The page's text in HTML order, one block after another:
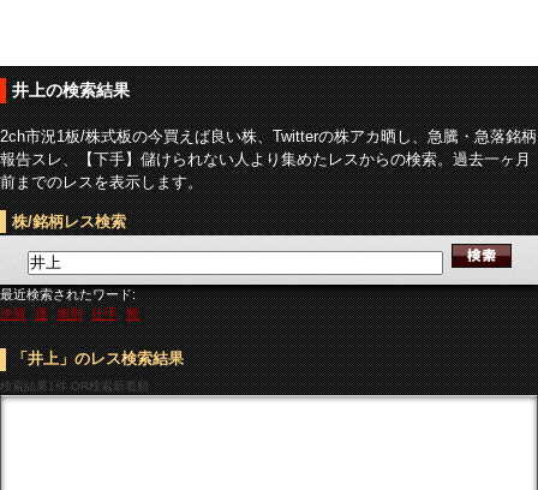
井上の検索結果
2ch市況1板/株式板の今買えば良い株、Twitterの株アカ晒し、急騰・急落銘柄
報告スレ、【下手】儲けられない人より集めたレスからの検索。過去一ヶ月
前までのレスを表示します。
株/銘柄レス検索
最近検索されたワード:
決算 運 個別 仕手 難
「井上」のレス検索結果
検索結果1件 OR検索新着順